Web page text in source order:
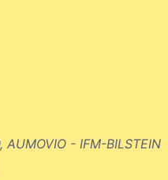
- IFM-BILSTEIN